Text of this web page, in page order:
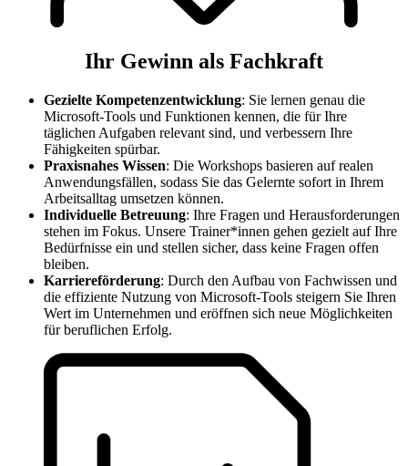
Ihr Gewinn als Fachkraft
Gezielte Kompetenzentwicklung: Sie lernen genau die
Microsoft-Tools und Funktionen kennen, die für Ihre
täglichen Aufgaben relevant sind, und verbessern Ihre
Fähigkeiten spürbar.
Praxisnahes Wissen: Die Workshops basieren auf realen
Anwendungsfällen, sodass Sie das Gelernte sofort in Ihrem
Arbeitsalltag umsetzen können.
Individuelle Betreuung: Ihre Fragen und Herausforderungen
stehen im Fokus. Unsere Trainer*innen gehen gezielt auf Ihre
Bedürfnisse ein und stellen sicher, dass keine Fragen offen
bleiben.
Karriereförderung: Durch den Aufbau von Fachwissen und
die effiziente Nutzung von Microsoft-Tools steigern Sie Ihren
Wert im Unternehmen und eröffnen sich neue Möglichkeiten
für beruflichen Erfolg.